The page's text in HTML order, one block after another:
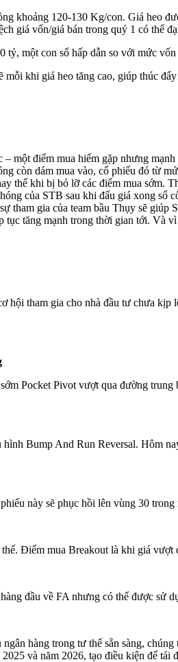
khoảng 120-130 Kg/con. Giá heo
giá vốn/giá bán trong quý 1 có thể
một con số hấp dẫn so với mức
khi giá heo tăng cao, giúp thúc
điểm mua hiếm gặp nhưng
còn dám mua vào, cổ phiếu đó từ
thế khi bị bỏ lỡ các điểm mua sớm.
của STB sau khi đấu giá xong số
gia của team bầu Thụy sẽ
tăng mạnh trong thời gian tới. Và
tham gia cho nhà đầu tư chưa
Pocket Pivot vượt qua đường
Bump And Run Reversal. Hôm
này sẽ phục hồi lên vùng 30
Điểm mua Breakout là khi giá
đầu về FA nhưng có thể được sử
hàng trong tư thế sẵn sàng,
và năm 2026, tạo điều kiện để tái